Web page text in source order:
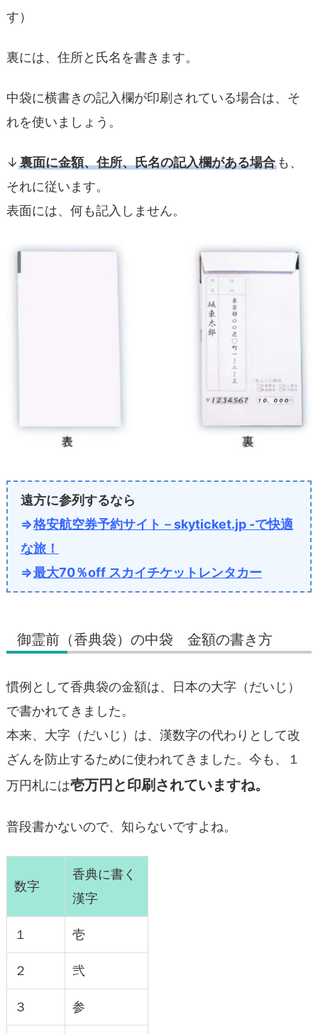
す）
裏には、住所と氏名を書きます。
中袋に横書きの記入欄が印刷されている場合は、そ
れを使いましょう。
↓ 裏面に金額、住所、氏名の記入欄がある場合 も、
それに従います。
表面には、何も記入しません。
遠方に参列するなら
⇒格安航空券予約サイト－skyticket.jp -で快適
な旅！
⇒最大70％off スカイチケットレンタカー
御霊前（香典袋）の中袋 金額の書き方
慣例として香典袋の金額は、日本の大字（だいじ）
で書かれてきました。
本来、大字（だいじ）は、漢数字の代わりとして改
ざんを防止するために使われてきました。今も、１
万円札には壱万円と印刷されていますね。
普段書かないので、知らないですよね。
数字
香典に書く
漢字
１ 壱
２ 弐
３ 参